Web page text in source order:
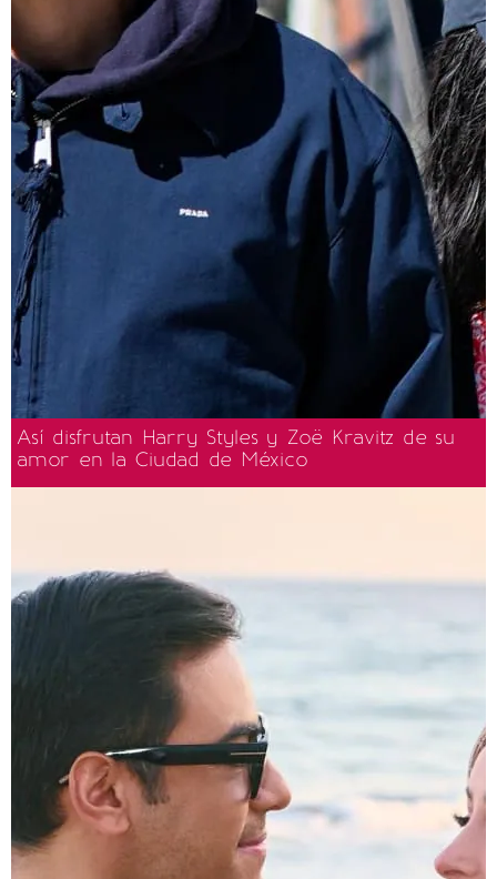
Así disfrutan Harry Styles y Zoë Kravitz de su
amor en la Ciudad de México